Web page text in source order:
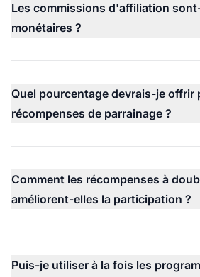
Les commissions d'affiliation
monétaires ?
Quel pourcentage devrais-je offrir
récompenses de parrainage ?
Comment les récompenses à
améliorent-elles la participation ?
Puis-je utiliser à la fois les